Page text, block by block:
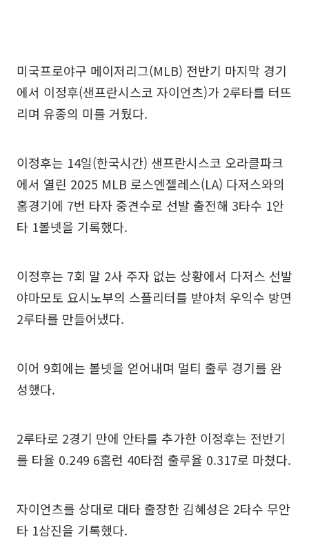
미국프로야구 메이저리그(MLB) 전반기 마지막 경기
에서 이정후(샌프란시스코 자이언츠)가 2루타를 터뜨
리며 유종의 미를 거뒀다.
이정후는 14일(한국시간) 샌프란시스코 오라클파크
에서 열린 2025 MLB 로스엔젤레스(LA) 다저스와의
홈경기에 7번 타자 중견수로 선발 출전해 3타수 1안
타 1볼넷을 기록했다.
이정후는 7회 말 2사 주자 없는 상황에서 다저스 선발
야마모토 요시노부의 스플리터를 받아쳐 우익수 방면
2루타를 만들어냈다.
이어 9회에는 볼넷을 얻어내며 멀티 출루 경기를 완
성했다.
2루타로 2경기 만에 안타를 추가한 이정후는 전반기
를 타율 0.249 6홈런 40타점 출루율 0.317로 마쳤다.
자이언츠를 상대로 대타 출장한 김혜성은 2타수 무안
타 1삼진을 기록했다.